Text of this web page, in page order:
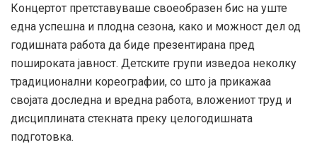
Концертот претставуваше своеобразен бис на уште
една успешна и плодна сезона, како и можност дел од
годишната работа да биде презентирана пред
пошироката јавност. Детските групи изведоа неколку
традиционални кореографии, со што ја прикажаа
својата доследна и вредна работа, вложениот труд и
дисциплината стекната преку целогодишната
подготовка.